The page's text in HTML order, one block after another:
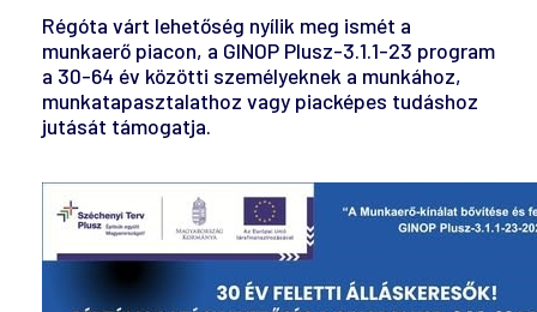
Régóta várt lehetőség nyílik meg ismét a
munkaerő piacon, a GINOP Plusz-3.1.1-23 program
a 30-64 év közötti személyeknek a munkához,
munkatapasztalathoz vagy piacképes tudáshoz
jutását támogatja.